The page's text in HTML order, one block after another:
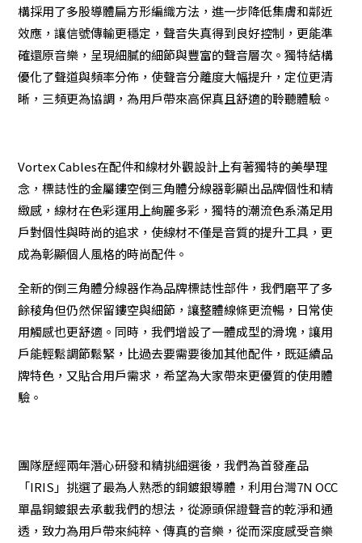
構採用了多股導體扁方形編織方法，進一步降低集膚和鄰近
效應，讓信號傳輸更穩定，聲音失真得到良好控制，更能準
確還原音樂，呈現細膩的細節與豐富的聲音層次。獨特結構
優化了聲道與頻率分佈，使聲音分離度大幅提升，定位更清
晰，三頻更為協調，為用戶帶來高保真且舒適的聆聽體驗。
Vortex Cables在配件和線材外觀設計上有著獨特的美學理
念，標誌性的金屬鏤空倒三角體分線器彰顯出品牌個性和精
緻感，線材在色彩運用上絢麗多彩，獨特的潮流色系滿足用
戶對個性與時尚的追求，使線材不僅是音質的提升工具，更
成為彰顯個人風格的時尚配件。
全新的倒三角體分線器作為品牌標誌性部件，我們磨平了多
餘稜角但仍然保留鏤空與細節，讓整體線條更流暢，日常使
用觸感也更舒適。同時，我們增設了一體成型的滑塊，讓用
戶能輕鬆調節鬆緊，比過去要需要後加其他配件，既延續品
牌特色，又貼合用戶需求，希望為大家帶來更優質的使用體
驗。
團隊歷經兩年潛心研發和精挑細選後，我們為首發產品
「IRIS」挑選了最為人熟悉的銅鍍銀導體，利用台灣7N OCC
單晶銅鍍銀去承載我們的想法，從源頭保證聲音的乾淨和通
透，致力為用戶帶來純粹、傳真的音樂，從而深度感受音樂